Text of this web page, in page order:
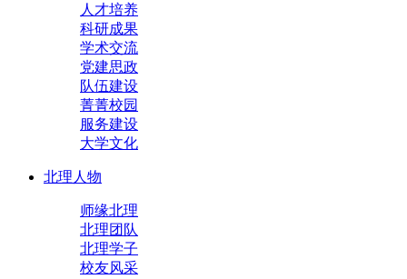
人才培养
科研成果
学术交流
党建思政
队伍建设
菁菁校园
服务建设
大学文化
北理人物
师缘北理
北理团队
北理学子
校友风采